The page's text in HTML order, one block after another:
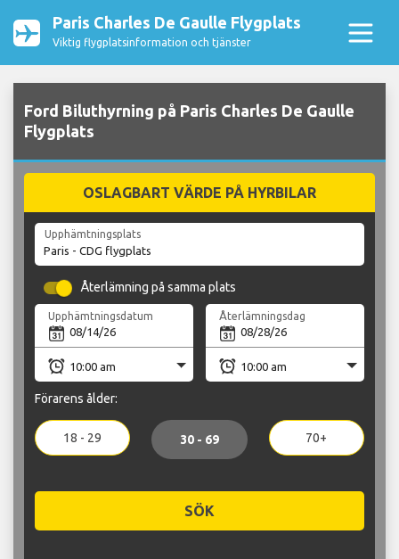
Paris Charles De Gaulle Flygplats
Viktig flygplatsinformation och tjänster
Ford Biluthyrning på Paris Charles De Gaulle
Flygplats
OSLAGBART VÄRDE PÅ HYRBILAR
Upphämtningsplats
Återlämning på samma plats
Upphämtningsdatum Återlämningsdag
Förarens ålder:
18 - 29 30 - 69 70+
SÖK